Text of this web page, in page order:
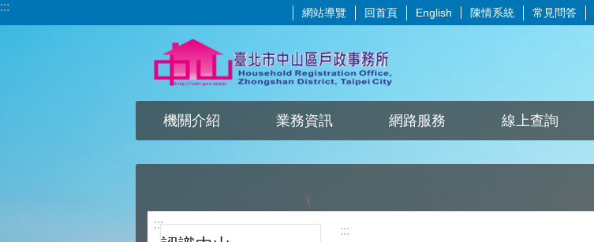
跳到主要內容區塊
::: 網站導覽 回首頁 English 陳情系統 常見問答
機關介紹 業務資訊 網路服務 線上查詢
::: :::